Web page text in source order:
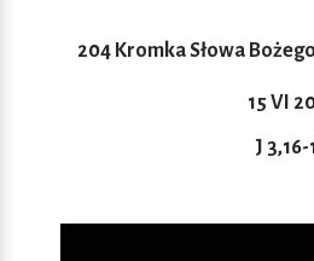
204 Kromka Słowa
15 VI
J 3,16-